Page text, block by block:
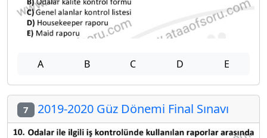
A B C D E
7 2019-2020 Güz Dönemi Final Sınavı